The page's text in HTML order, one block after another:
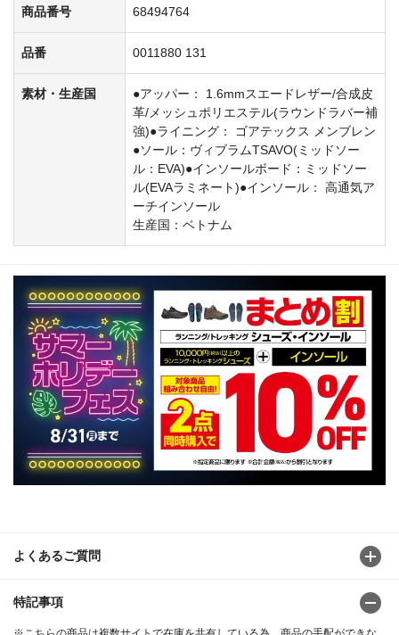
商品番号 68494764
品番 0011880 131
素材・生産国
●アッパー： 1.6mmスエードレザー/合成皮
革/メッシュポリエステル(ラウンドラバー補
強)●ライニング： ゴアテックス メンブレン
●ソール：ヴィブラムTSAVO(ミッドソー
ル：EVA)●インソールボード：ミッドソー
ル(EVAラミネート)●インソール： 高通気ア
ーチインソール
生産国：ベトナム
よくあるご質問
特記事項